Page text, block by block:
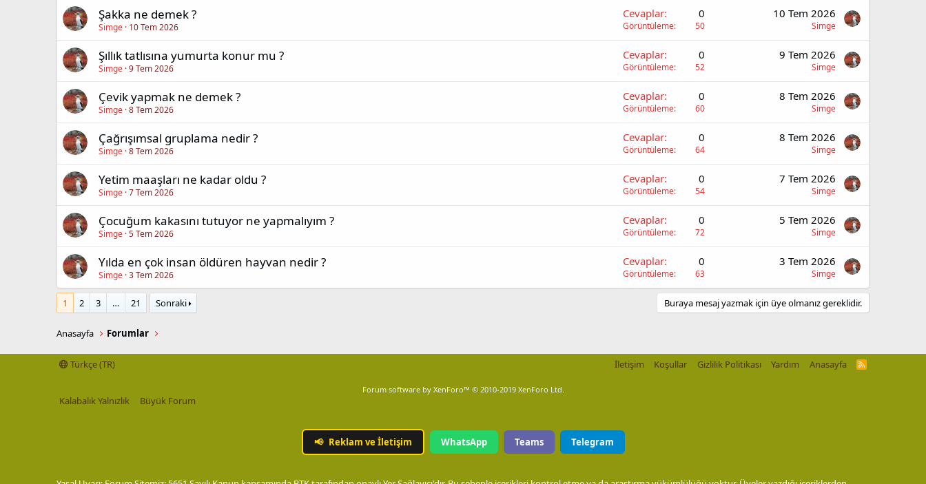
Şakka ne demek ?
Simge 10 Tem 2026
Cevaplar 0
Görüntüleme 50
10 Tem 2026
Simge
Şıllık tatlısına yumurta konur mu ?
Simge 9 Tem 2026
Cevaplar 0
Görüntüleme 52
9 Tem 2026
Simge
Çevik yapmak ne demek ?
Simge 8 Tem 2026
Cevaplar 0
Görüntüleme 60
8 Tem 2026
Simge
Çağrışımsal gruplama nedir ?
Simge 8 Tem 2026
Cevaplar 0
Görüntüleme 64
8 Tem 2026
Simge
Yetim maaşları ne kadar oldu ?
Simge 7 Tem 2026
Cevaplar 0
Görüntüleme 54
7 Tem 2026
Simge
Çocuğum kakasını tutuyor ne yapmalıyım ?
Simge 5 Tem 2026
Cevaplar 0
Görüntüleme 72
5 Tem 2026
Simge
Yılda en çok insan öldüren hayvan nedir ?
Simge 3 Tem 2026
Cevaplar 0
Görüntüleme 63
3 Tem 2026
Simge
1 2 3 … 21 Sonraki Buraya mesaj yazmak için üye olmanız gereklidir.
Anasayfa Forumlar
Türkçe (TR) İletişim Koşullar Gizlilik Politikası Yardım Anasayfa
R
Forum software by XenForo™ © 2010-2019 XenForo Ltd.
Kalabalık Yalnızlık Büyük Forum
📢 Reklam ve İletişim WhatsApp Teams Telegram